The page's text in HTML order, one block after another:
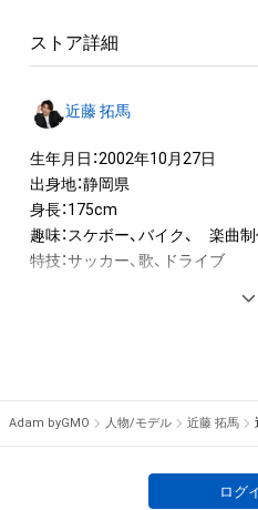
出願する権利を含みます。)を意
けている者によって保護されて
を保有していたとしても、本ア
知的財産権を有することを意味し
・本アイテムの著作権を有する
の管理委託を受けている者から
アイテムの保有者が有する権利
権を侵害するおそれのある行為(
せん。)を行うことはできません。
・本アイテムに関する創作物の
ストア詳細
近藤 拓馬
生年月日：2002年10月27日
出身地：静岡県
身長：175cm
趣味：スケボー、バイク、　楽曲
特技：サッカー、歌、ドライブ
日本初！NFTを活用した男性コ
Adam byGMO 人物/モデル 近藤 拓馬
ログ